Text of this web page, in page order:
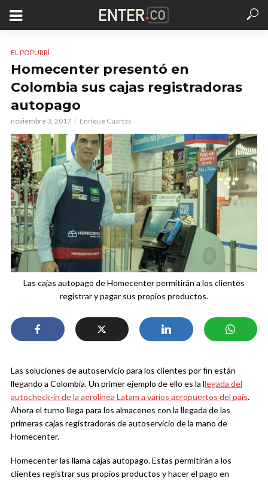
EL POPURRÍ
Homecenter presentó en
Colombia sus cajas registradoras
autopago
noviembre 3, 2017 Enrique Cuartas
Las cajas autopago de Homecenter permitirán a los clientes
registrar y pagar sus propios productos.
Las soluciones de autoservicio para los clientes por fin están
llegando a Colombia. Un primer ejemplo de ello es la llegada del
autocheck-in de la aerolínea Latam a varios aeropuertos del país.
Ahora el turno llega para los almacenes con la llegada de las
primeras cajas registradoras de autoservicio de la mano de
Homecenter.
Homecenter las llama cajas autopago. Estas permitirán a los
clientes registrar sus propios productos y hacer el pago en